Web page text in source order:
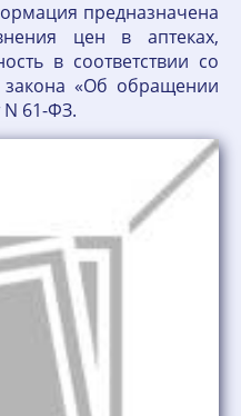
предназначена
цен в аптеках,
в соответствии со
закона «Об обращении
N 61-ФЗ.